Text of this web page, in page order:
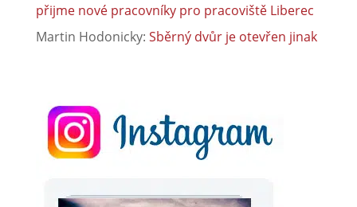
přijme nové pracovníky pro pracoviště Liberec
Martin Hodonicky: Sběrný dvůr je otevřen jinak